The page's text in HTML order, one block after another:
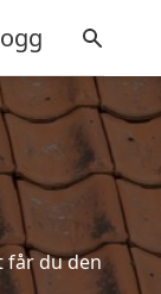
får du den